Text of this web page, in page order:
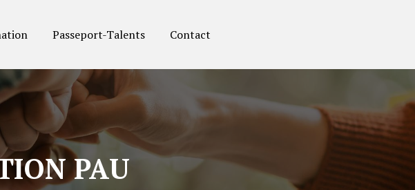
Passeport-Talents Contact
PAU